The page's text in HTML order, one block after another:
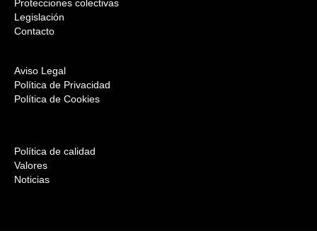
Protecciones colectivas
Legislación
Contacto
Aviso Legal
Política de Privacidad
Política de Cookies
Política de calidad
Valores
Noticias